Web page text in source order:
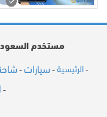
مستخدم
- الرئيسية - سيارات -
-